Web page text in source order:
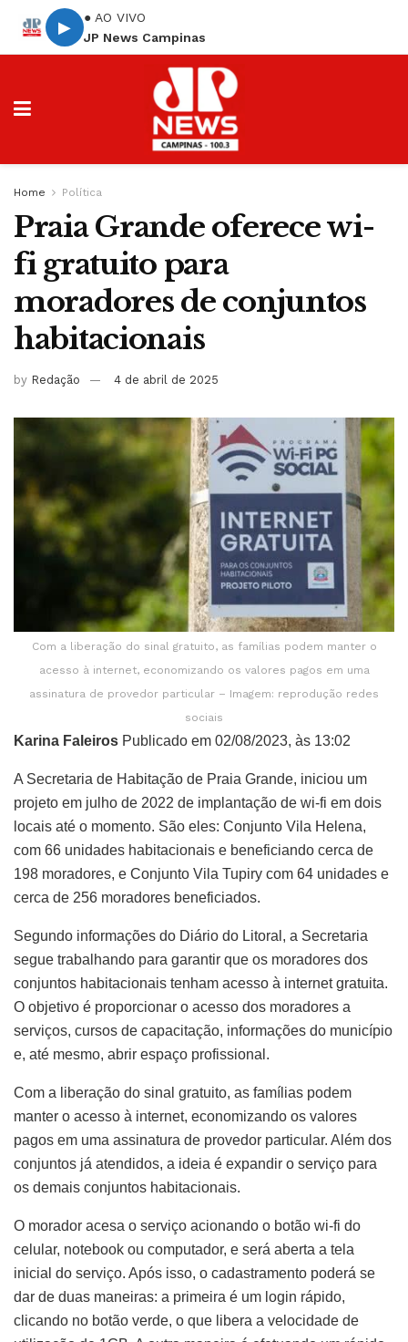
▶
● AO VIVO
JP News Campinas
Home Política
Praia Grande oferece wi-
fi gratuito para
moradores de conjuntos
habitacionais
by Redação 4 de abril de 2025
Com a liberação do sinal gratuito, as famílias podem manter o
acesso à internet, economizando os valores pagos em uma
assinatura de provedor particular – Imagem: reprodução redes
sociais
Karina Faleiros Publicado em 02/08/2023, às 13:02
A Secretaria de Habitação de Praia Grande, iniciou um
projeto em julho de 2022 de implantação de wi-fi em dois
locais até o momento. São eles: Conjunto Vila Helena,
com 66 unidades habitacionais e beneficiando cerca de
198 moradores, e Conjunto Vila Tupiry com 64 unidades e
cerca de 256 moradores beneficiados.
Segundo informações do Diário do Litoral, a Secretaria
segue trabalhando para garantir que os moradores dos
conjuntos habitacionais tenham acesso à internet gratuita.
O objetivo é proporcionar o acesso dos moradores a
serviços, cursos de capacitação, informações do município
e, até mesmo, abrir espaço profissional.
Com a liberação do sinal gratuito, as famílias podem
manter o acesso à internet, economizando os valores
pagos em uma assinatura de provedor particular. Além dos
conjuntos já atendidos, a ideia é expandir o serviço para
os demais conjuntos habitacionais.
O morador acesa o serviço acionando o botão wi-fi do
celular, notebook ou computador, e será aberta a tela
inicial do serviço. Após isso, o cadastramento poderá se
dar de duas maneiras: a primeira é um login rápido,
clicando no botão verde, o que libera a velocidade de